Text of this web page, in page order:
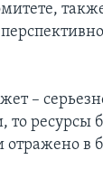
–
ресурсы
отражено в